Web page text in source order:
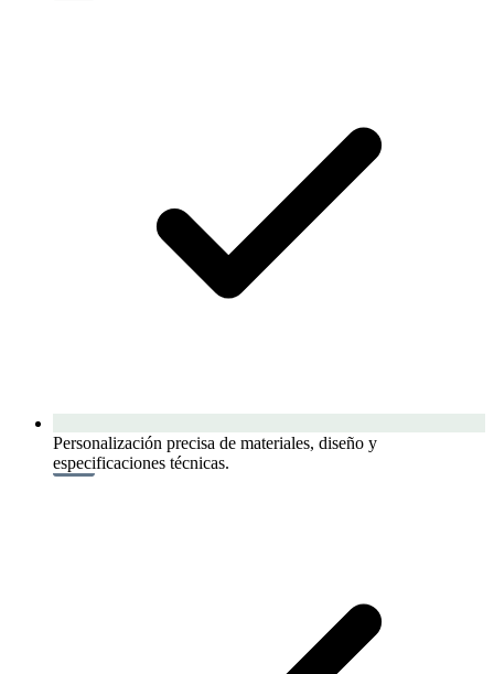
Personalización precisa de materiales, diseño y
especificaciones técnicas.